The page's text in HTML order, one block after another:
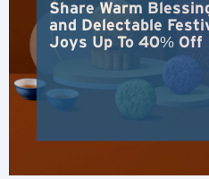
Share Warm
and Delectable
Joys Up To 40% Off
POPULER
Hong Kong